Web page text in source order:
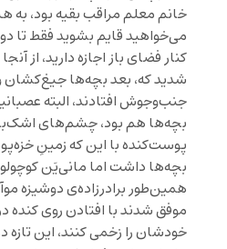
خانم معلم مراقب بقیه بود، به
می‌خواهید قایم بشوید فقط تا
کنار فضای باز اجازه دارید، از
شدید که، بعد بچه‌ها جیغ‌کشان
جنب‌وجوش افتادند، البته
بچه‌ها هم بود، چشم‌های
پوست‌‌کنده با این که زمینِ
بچه‌ها داشت اما مانی‌یَن
همین‌طور برادرزاده‌ی دوشیزه
موفق شدند با افتادن روی کنده‌
خودشان را زخمی کنند، این تازه